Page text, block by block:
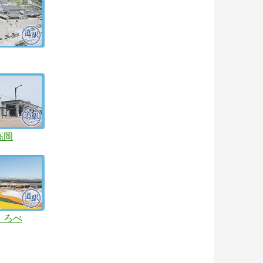
岡
ろべ